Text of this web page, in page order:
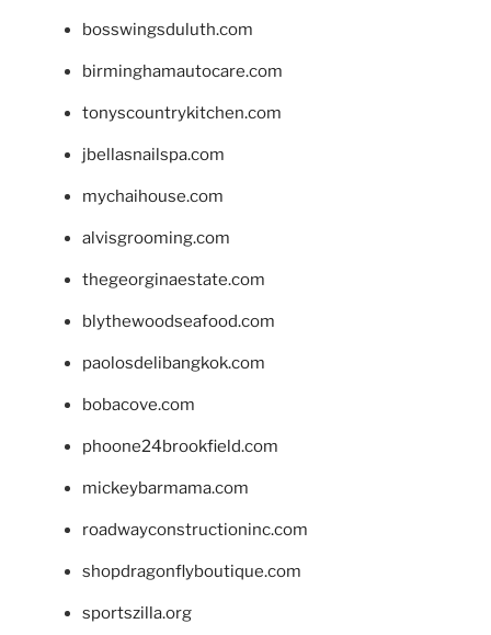
bosswingsduluth.com
birminghamautocare.com
tonyscountrykitchen.com
jbellasnailspa.com
mychaihouse.com
alvisgrooming.com
thegeorginaestate.com
blythewoodseafood.com
paolosdelibangkok.com
bobacove.com
phoone24brookfield.com
mickeybarmama.com
roadwayconstructioninc.com
shopdragonflyboutique.com
sportszilla.org